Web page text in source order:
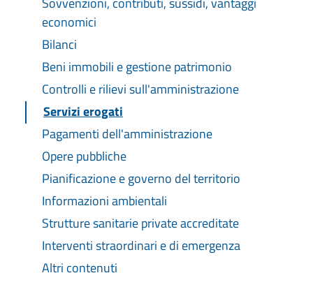
economici
Bilanci
Beni immobili e gestione patrimonio
Controlli e rilievi sull'amministrazione
Servizi erogati
Pagamenti dell'amministrazione
Opere pubbliche
Pianificazione e governo del territorio
Informazioni ambientali
Strutture sanitarie private accreditate
Interventi straordinari e di emergenza
Altri contenuti